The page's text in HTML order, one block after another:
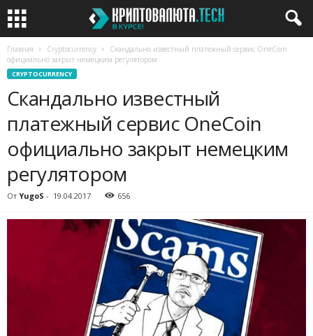
Главная Cryptocurrency
Cкандально известный платежный сервис OneCoin
официально закрыт немецким регулятором
CRYPTOCURRENCY
Cкандально известный
платежный сервис OneCoin
официально закрыт немецким
регулятором
От YugoS - 19.04.2017 656